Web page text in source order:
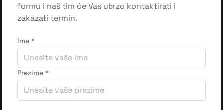
formu i naš tim će Vas ubrzo kontaktirati i
zakazati termin.
Ime *
Prezime *